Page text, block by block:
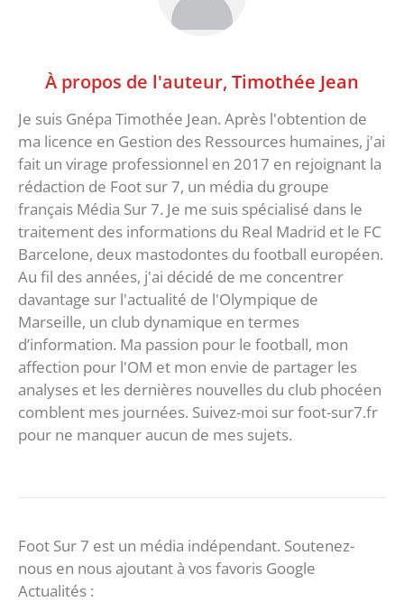
À propos de l'auteur, Timothée Jean
Je suis Gnépa Timothée Jean. Après l'obtention de
ma licence en Gestion des Ressources humaines, j'ai
fait un virage professionnel en 2017 en rejoignant la
rédaction de Foot sur 7, un média du groupe
français Média Sur 7. Je me suis spécialisé dans le
traitement des informations du Real Madrid et le FC
Barcelone, deux mastodontes du football européen.
Au fil des années, j'ai décidé de me concentrer
davantage sur l'actualité de l'Olympique de
Marseille, un club dynamique en termes
d’information. Ma passion pour le football, mon
affection pour l'OM et mon envie de partager les
analyses et les dernières nouvelles du club phocéen
comblent mes journées. Suivez-moi sur foot-sur7.fr
pour ne manquer aucun de mes sujets.
Foot Sur 7 est un média indépendant. Soutenez-
nous en nous ajoutant à vos favoris Google
Actualités :